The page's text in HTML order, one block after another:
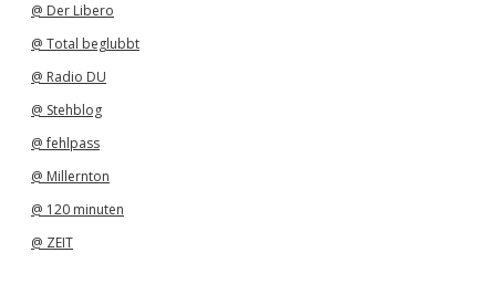
@ Der Libero
@ Total beglubbt
@ Radio DU
@ Stehblog
@ fehlpass
@ Millernton
@ 120 minuten
@ ZEIT